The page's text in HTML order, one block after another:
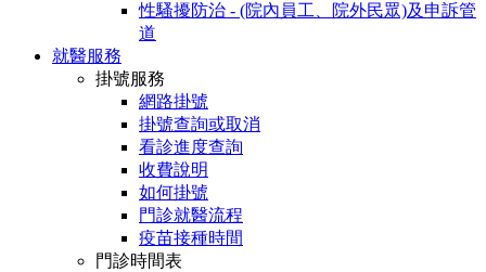
性騷擾防治 - (院內員工、院外民眾)及申訴管
道
就醫服務
掛號服務
網路掛號
掛號查詢或取消
看診進度查詢
收費說明
如何掛號
門診就醫流程
疫苗接種時間
門診時間表